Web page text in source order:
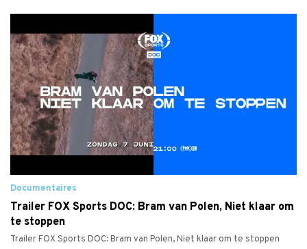
Documentaires
Trailer FOX Sports DOC: Bram van Polen, Niet klaar om
te stoppen
Trailer FOX Sports DOC: Bram van Polen, Niet klaar om te stoppen